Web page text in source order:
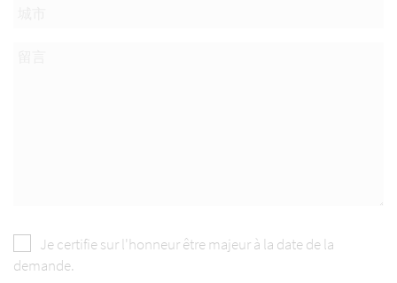
Je certifie sur l'honneur être majeur à la date de la
demande.